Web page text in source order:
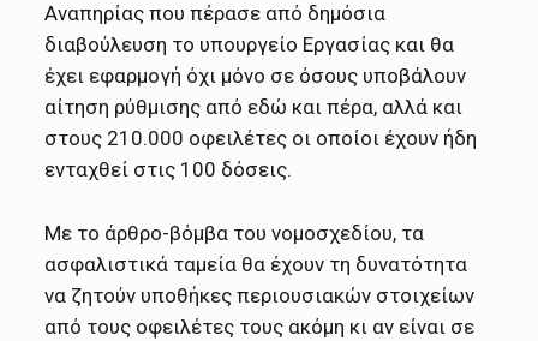
Αναπηρίας που πέρασε από δημόσια
διαβούλευση το υπουργείο Εργασίας και θα
έχει εφαρμογή όχι μόνο σε όσους υποβάλουν
αίτηση ρύθμισης από εδώ και πέρα, αλλά και
στους 210.000 οφειλέτες οι οποίοι έχουν ήδη
ενταχθεί στις 100 δόσεις.
Με το άρθρο-βόμβα του νομοσχεδίου, τα
ασφαλιστικά ταμεία θα έχουν τη δυνατότητα
να ζητούν υποθήκες περιουσιακών στοιχείων
από τους οφειλέτες τους ακόμη κι αν είναι σε